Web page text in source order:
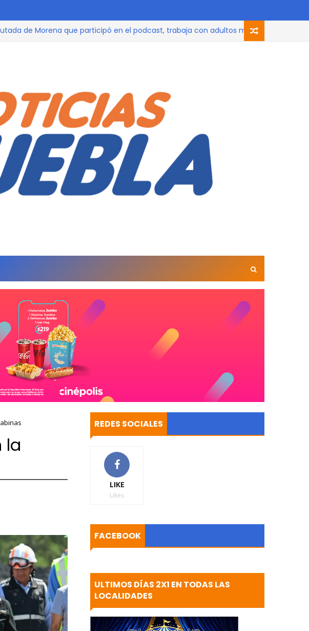
Morena que participó en el podcast, trabaja con adultos mayores por 83 mil al mes
la
REDES SOCIALES
LIKE
Likes
FACEBOOK
ULTIMOS DÍAS 2X1 EN TODAS LAS
LOCALIDADES